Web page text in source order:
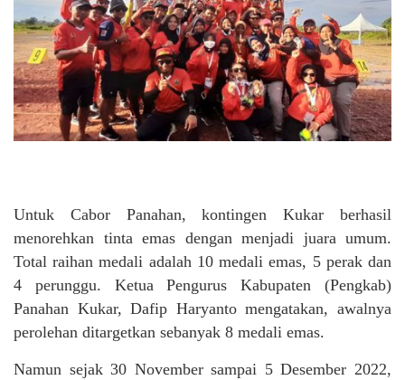
Untuk Cabor Panahan, kontingen Kukar berhasil
menorehkan tinta emas dengan menjadi juara umum.
Total raihan medali adalah 10 medali emas, 5 perak dan
4 perunggu. Ketua Pengurus Kabupaten (Pengkab)
Panahan Kukar, Dafip Haryanto mengatakan, awalnya
perolehan ditargetkan sebanyak 8 medali emas.
Namun sejak 30 November sampai 5 Desember 2022,